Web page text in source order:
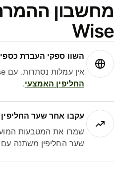
השוו ספקי העברת כספים
אין עמלות נסתרות. עם Wise תמיד תקבלו את
החליפין האמצעי.
עקבו אחר שער החליפין
שמרו את המטבעות
שער החליפין משתנה עם